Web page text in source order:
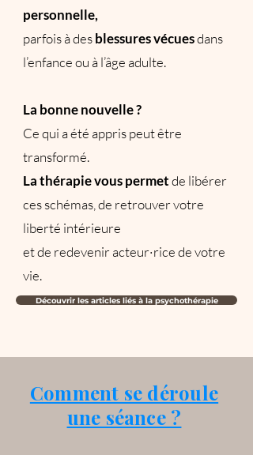
personnelle,
parfois à desblessures vécuesdans
l’enfance ou à l’âge adulte.
La bonne nouvelle ?
Ce qui a été appris peut être
transformé.
La thérapie vous permetde libérer
ces schémas, de retrouver votre
liberté intérieure
et de redevenir acteur·rice de votre
vie.
Découvrir les articles liés à la psychothérapie
Comment se déroule
une séance ?